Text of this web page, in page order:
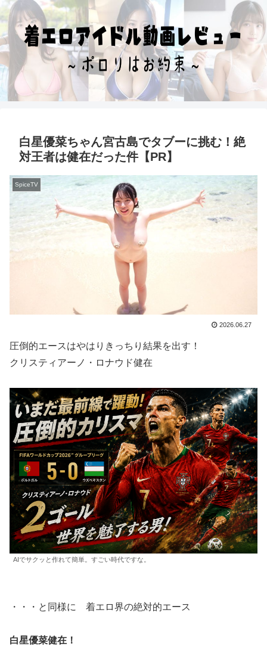
白星優菜ちゃん宮古島でタブーに挑む！絶
対王者は健在だった件【PR】
SpiceTV
2026.06.27
圧倒的エースはやはりきっちり結果を出す！
クリスティアーノ・ロナウド健在
AIでサクッと作れて簡単。すごい時代ですな。
・・・と同様に 着エロ界の絶対的エース
白星優菜健在！